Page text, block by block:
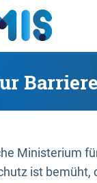
Ministerium
ist bemüht,